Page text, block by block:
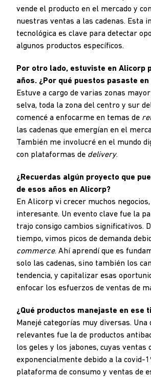
vende el producto en el mercado y
nuestras ventas a las cadenas. Esta
tecnológica es clave para detectar
algunos productos específicos.
Por otro lado, estuviste en Alicorp
años. ¿Por qué puestos pasaste
Estuve a cargo de varias zonas
selva, toda la zona del centro y sur
comencé a enfocarme en temas de
las cadenas que emergían en el
También me involucré en el mundo
con plataformas de delivery.
¿Recuerdas algún proyecto que
de esos años en Alicorp?
En Alicorp vi crecer muchos
interesante. Un evento clave fue la
trajo consigo cambios significativos.
tiempo, vimos picos de demanda
commerce. Ahí aprendí que es
solo las cadenas, sino también los
tendencia, y capitalizar esas
enfocar los esfuerzos de ventas de
¿Qué productos manejaste en ese
Manejé categorías muy diversas. Una
relevantes fue la de productos
los geles y los jabones, cuyas ventas
exponencialmente debido a la covid-
plataforma de consumo y ventas de